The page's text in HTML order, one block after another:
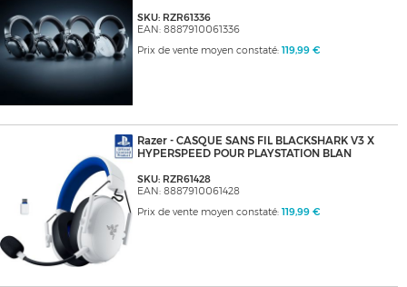
SKU: RZR61336
EAN: 8887910061336
Prix de vente moyen constaté: 119,99 €
Razer - CASQUE SANS FIL BLACKSHARK V3 X
HYPERSPEED POUR PLAYSTATION BLAN
SKU: RZR61428
EAN: 8887910061428
Prix de vente moyen constaté: 119,99 €